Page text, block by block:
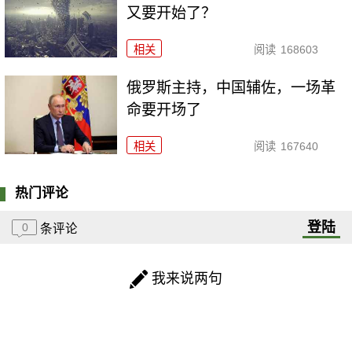
又要开始了？
相关 阅读 168603
俄罗斯主持，中国辅佐，一场革
命要开场了
相关 阅读 167640
热门评论
0 条评论 登陆
我来说两句